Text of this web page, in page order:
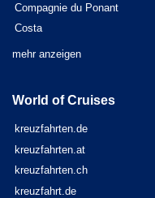
Compagnie du Ponant
Costa
mehr anzeigen
World of Cruises
kreuzfahrten.de
kreuzfahrten.at
kreuzfahrten.ch
kreuzfahrt.de